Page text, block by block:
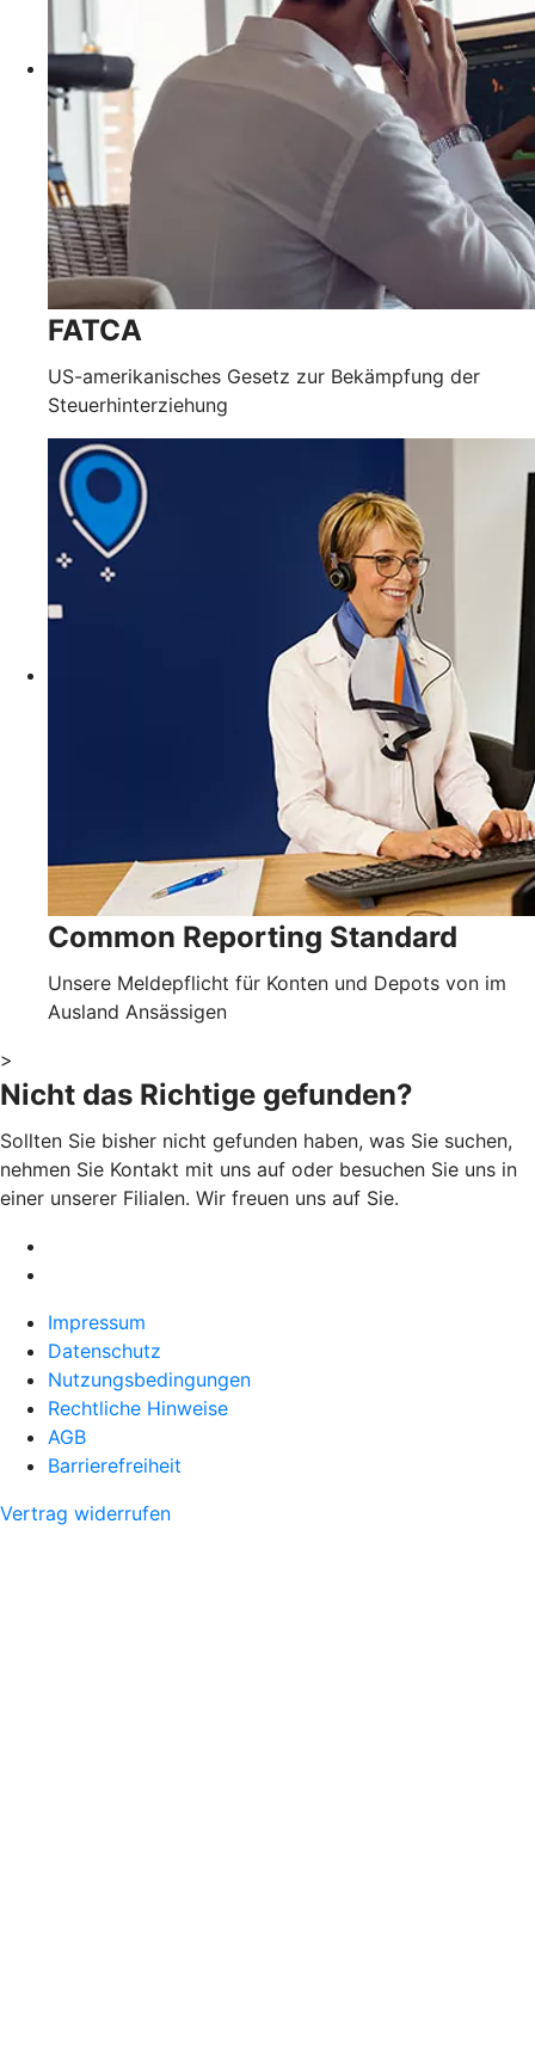
FATCA
US-amerikanisches Gesetz zur Bekämpfung der
Steuerhinterziehung
Common Reporting Standard
Unsere Meldepflicht für Konten und Depots von im
Ausland Ansässigen
>
Nicht das Richtige gefunden?
Sollten Sie bisher nicht gefunden haben, was Sie suchen,
nehmen Sie Kontakt mit uns auf oder besuchen Sie uns in
einer unserer Filialen. Wir freuen uns auf Sie.
Impressum
Datenschutz
Nutzungsbedingungen
Rechtliche Hinweise
AGB
Barrierefreiheit
Vertrag widerrufen